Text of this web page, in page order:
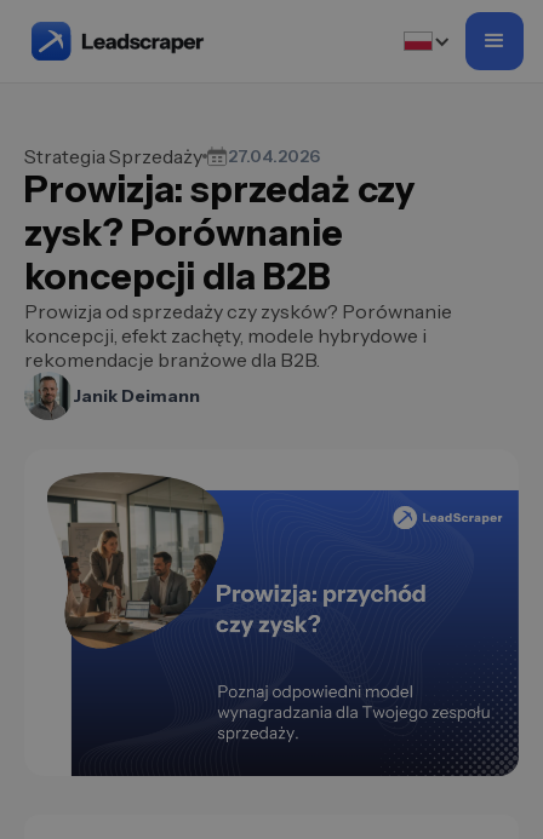
Strategia Sprzedaży 27.04.2026
Prowizja: sprzedaż czy
zysk? Porównanie
koncepcji dla B2B
Prowizja od sprzedaży czy zysków? Porównanie
koncepcji, efekt zachęty, modele hybrydowe i
rekomendacje branżowe dla B2B.
Janik Deimann